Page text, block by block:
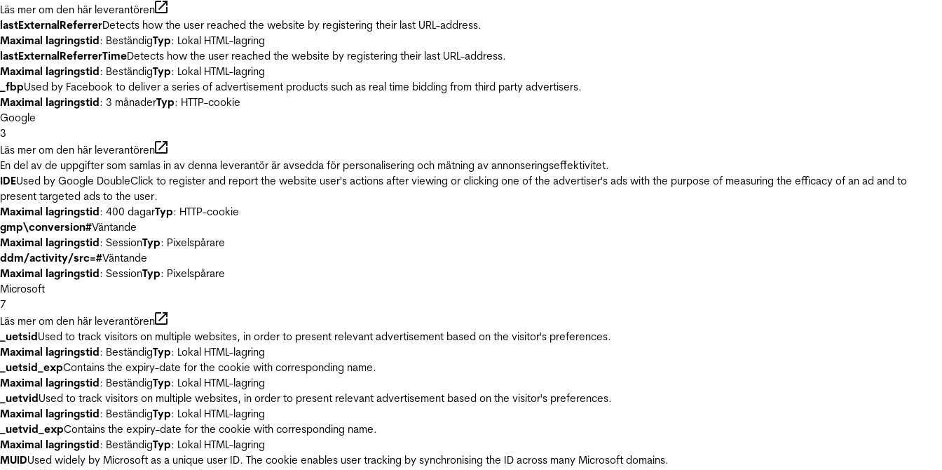
Läs mer om den här leverantören
lastExternalReferrerDetects how the user reached the website by registering their last URL-address.
Maximal lagringstid: BeständigTyp: Lokal HTML-lagring
lastExternalReferrerTimeDetects how the user reached the website by registering their last URL-address.
Maximal lagringstid: BeständigTyp: Lokal HTML-lagring
_fbpUsed by Facebook to deliver a series of advertisement products such as real time bidding from third party advertisers.
Maximal lagringstid: 3 månaderTyp: HTTP-cookie
Google
3
Läs mer om den här leverantören
En del av de uppgifter som samlas in av denna leverantör är avsedda för personalisering och mätning av annonseringseffektivitet.
IDEUsed by Google DoubleClick to register and report the website user's actions after viewing or clicking one of the advertiser's ads with the purpose of measuring the efficacy of an ad and to
present targeted ads to the user.
Maximal lagringstid: 400 dagarTyp: HTTP-cookie
gmp\conversion#Väntande
Maximal lagringstid: SessionTyp: Pixelspårare
ddm/activity/src=#Väntande
Maximal lagringstid: SessionTyp: Pixelspårare
Microsoft
7
Läs mer om den här leverantören
_uetsidUsed to track visitors on multiple websites, in order to present relevant advertisement based on the visitor's preferences.
Maximal lagringstid: BeständigTyp: Lokal HTML-lagring
_uetsid_expContains the expiry-date for the cookie with corresponding name.
Maximal lagringstid: BeständigTyp: Lokal HTML-lagring
_uetvidUsed to track visitors on multiple websites, in order to present relevant advertisement based on the visitor's preferences.
Maximal lagringstid: BeständigTyp: Lokal HTML-lagring
_uetvid_expContains the expiry-date for the cookie with corresponding name.
Maximal lagringstid: BeständigTyp: Lokal HTML-lagring
MUIDUsed widely by Microsoft as a unique user ID. The cookie enables user tracking by synchronising the ID across many Microsoft domains.